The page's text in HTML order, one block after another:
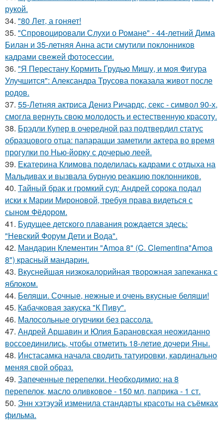
рукой.
34. "80 Лет, а гоняет!
35. "Спровоцировали Слухи о Романе" - 44-летний Дима
Билан и 35-летняя Анна асти смутили поклонников
кадрами свежей фотосессии.
36. "Я Перестану Кормить Грудью Мишу, и моя Фигура
Улучшится": Александра Трусова показала живот после
родов.
37. 55-Летняя актриса Дениз Ричардс, секс - символ 90-х,
смогла вернуть свою молодость и естественную красоту.
38. Брэдли Купер в очередной раз подтвердил статус
образцового отца: папарацци заметили актера во время
прогулки по Нью-йорку с дочерью леей.
39. Екатерина Климова поделилась кадрами с отдыха на
Мальдивах и вызвала бурную реакцию поклонников.
40. Тайный брак и громкий суд: Андрей сорока подал
иски к Марии Мироновой, требуя права видеться с
сыном Фёдором.
41. Будущее детского плавания рождается здесь:
"Невский Форум Дети и Вода".
42. Мандарин Клементин "Amoa 8" (C. Clementina"Amoa
8") красный мандарин.
43. Вкуснейшая низкокалорийная творожная запеканка с
яблоком.
44. Беляши. Сочные, нежные и очень вкусные беляши!
45. Кабачковая закуска "К Пиву".
46. Малосольные огурчики без рассола.
47. Андрей Аршавин и Юлия Барановская неожиданно
воссоединились, чтобы отметить 18-летие дочери Яны.
48. Инстасамка начала сводить татуировки, кардинально
меняя свой образ.
49. Запеченные перепелки. Необходимио: на 8
перепелок, масло оливковое - 150 мл, паприка - 1 ст.
50. Энн хэтэуэй изменила стандарты красоты на съёмках
фильма.